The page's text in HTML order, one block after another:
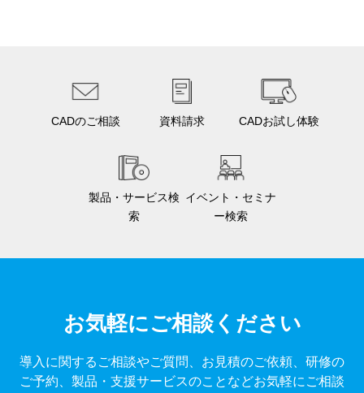
CADのご相談 資料請求 CADお試し体験
製品・サービス検
索
イベント・セミナ
ー検索
お気軽にご相談ください
導入に関するご相談やご質問、お見積のご依頼、研修の
ご予約、製品・支援サービスのことなどお気軽にご相談